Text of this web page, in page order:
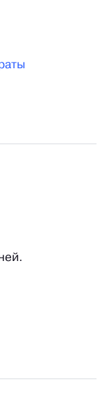
продукта -
шт. Работа